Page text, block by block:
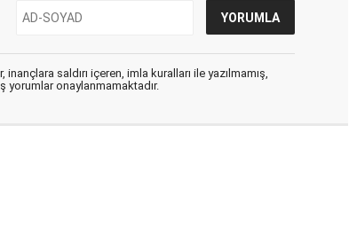
saldırı içeren, imla kuralları ile yazılmamış,
yorumlar onaylanmamaktadır.